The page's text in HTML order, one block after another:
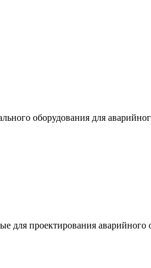
оборудования для
для проектирования аварийного